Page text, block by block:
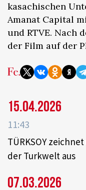
kasachischen
Amanat Capital
und RTVE. Nach
der Film auf der
15.04.2026
11:43
TÜRKSOY
der Turkwelt aus
07.03.2026